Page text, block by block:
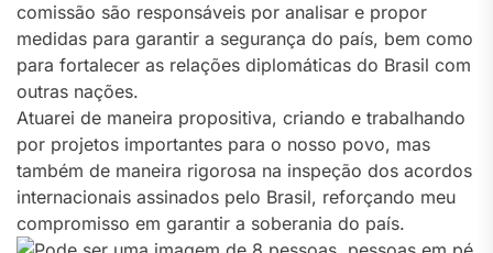
comissão são responsáveis por analisar e propor
medidas para garantir a segurança do país, bem como
para fortalecer as relações diplomáticas do Brasil com
outras nações.
Atuarei de maneira propositiva, criando e trabalhando
por projetos importantes para o nosso povo, mas
também de maneira rigorosa na inspeção dos acordos
internacionais assinados pelo Brasil, reforçando meu
compromisso em garantir a soberania do país.